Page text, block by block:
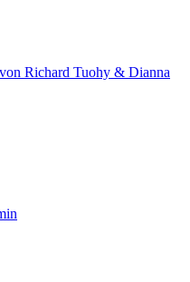
von Richard Tuohy & Dianna